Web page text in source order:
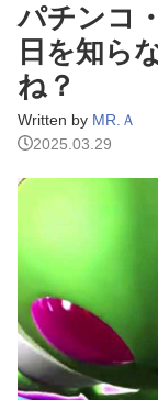
パチンコ
日を知ら
ね？
Written by MR.Ａ
2025.03.29